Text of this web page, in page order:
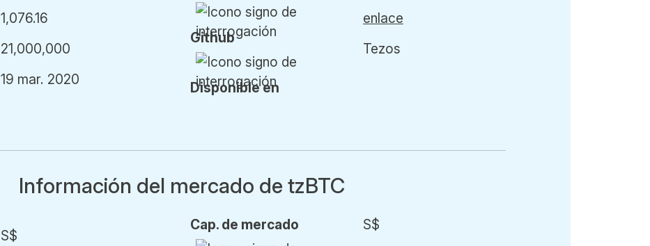
1,076.16
21,000,000
19 mar. 2020
Github
Disponible en
enlace
Tezos
Información del mercado de tzBTC
S$
Cap. de mercado
S$